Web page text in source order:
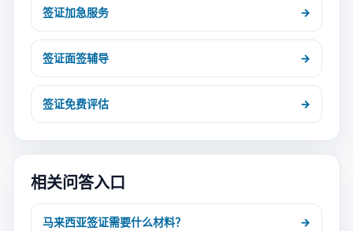
签证加急服务 →
签证面签辅导 →
签证免费评估 →
相关问答入口
马来西亚签证需要什么材料？ →